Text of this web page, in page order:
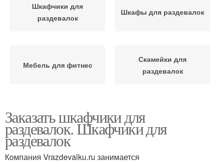
Шкафчики для
раздевалок
Шкафы для раздевалок
Мебель для фитнес
Скамейки для
раздевалок
Заказать шкафчики для
раздевалок. Шкафчики для
раздевалок
Компания Vrazdevalku.ru занимается